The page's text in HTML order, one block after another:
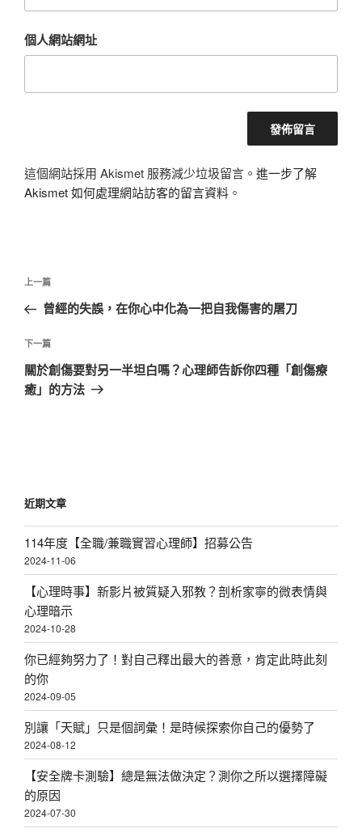
個人網站網址
這個網站採用 Akismet 服務減少垃圾留言。 進一步了解
Akismet 如何處理網站訪客的留言資料 。
文
導
覽
上
一
文
章
上一篇
曾經的失誤，在你心中化為一把自我傷害的屠刀
下
一
篇
下一篇
關於創傷要對另一半坦白嗎？心理師告訴你四種「創傷療
癒」的方法
近期文章
114年度【全職/兼職實習心理師】招募公告
2024-11-06
【心理時事】新影片被質疑入邪教？剖析家寧的微表情與
心理暗示
2024-10-28
你已經夠努力了！對自己釋出最大的善意，肯定此時此刻
的你
2024-09-05
別讓「天賦」只是個詞彙！是時候探索你自己的優勢了
2024-08-12
【安全牌卡測驗】總是無法做決定？測你之所以選擇障礙
的原因
2024-07-30